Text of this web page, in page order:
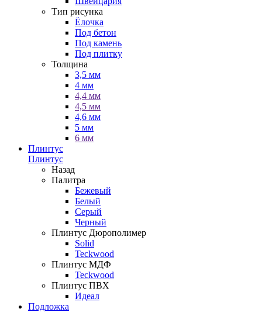
Тип рисунка
Ёлочка
Под бетон
Под камень
Под плитку
Толщина
3,5 мм
4 мм
4,4 мм
4,5 мм
4,6 мм
5 мм
6 мм
Плинтус
Плинтус
Назад
Палитра
Бежевый
Белый
Серый
Черный
Плинтус Дюрополимер
Solid
Teckwood
Плинтус МДФ
Teckwood
Плинтус ПВХ
Идеал
Подложка